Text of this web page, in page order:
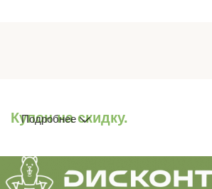
Купон на скидку.
Подробнее